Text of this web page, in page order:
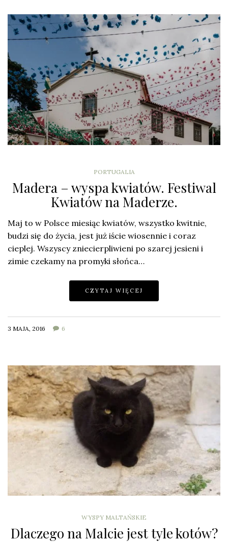
PORTUGALIA
Madera – wyspa kwiatów. Festiwal
Kwiatów na Maderze.
Maj to w Polsce miesiąc kwiatów, wszystko kwitnie,
budzi się do życia, jest już iście wiosennie i coraz
cieplej. Wszyscy zniecierpliwieni po szarej jesieni i
zimie czekamy na promyki słońca…
CZYTAJ WIĘCEJ
3 MAJA, 2016 6
WYSPY MALTAŃSKIE
Dlaczego na Malcie jest tyle kotów?